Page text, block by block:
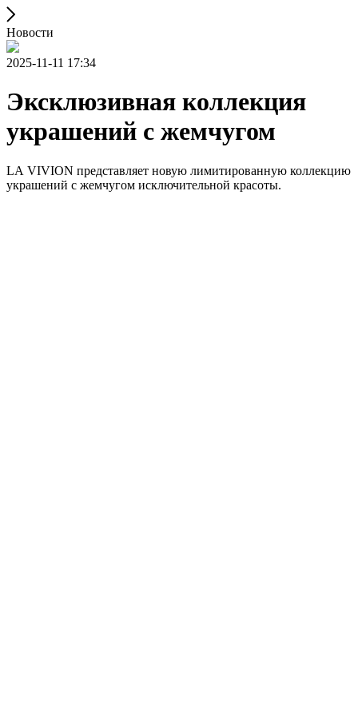
Новости
2025-11-11 17:34
Эксклюзивная коллекция
украшений с жемчугом
LA VIVION представляет новую лимитированную коллекцию
украшений с жемчугом исключительной красоты.